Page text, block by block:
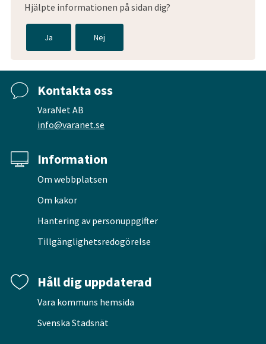
Hjälpte informationen på sidan dig?
Ja Nej
Kontakta oss
VaraNet AB
info@varanet.se
Information
Om webbplatsen
Om kakor
Hantering av personuppgifter
Tillgänglighetsredogörelse
Håll dig uppdaterad
Vara kommuns hemsida
Svenska Stadsnät